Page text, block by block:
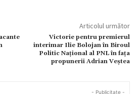
Articolul următor
Victorie pentru premierul
interimar Ilie Bolojan în Biroul
Politic Național al PNL în fața
propunerii Adrian Veștea
- Publicitate -